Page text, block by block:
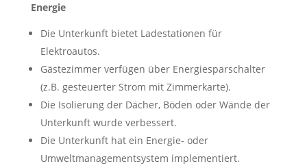
Energie
Die Unterkunft bietet Ladestationen für
Elektroautos.
Gästezimmer verfügen über Energiesparschalter
(z.B. gesteuerter Strom mit Zimmerkarte).
Die Isolierung der Dächer, Böden oder Wände der
Unterkunft wurde verbessert.
Die Unterkunft hat ein Energie- oder
Umweltmanagementsystem implementiert.